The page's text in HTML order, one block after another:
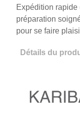
Expédition rapide
préparation
pour se faire
Détails du